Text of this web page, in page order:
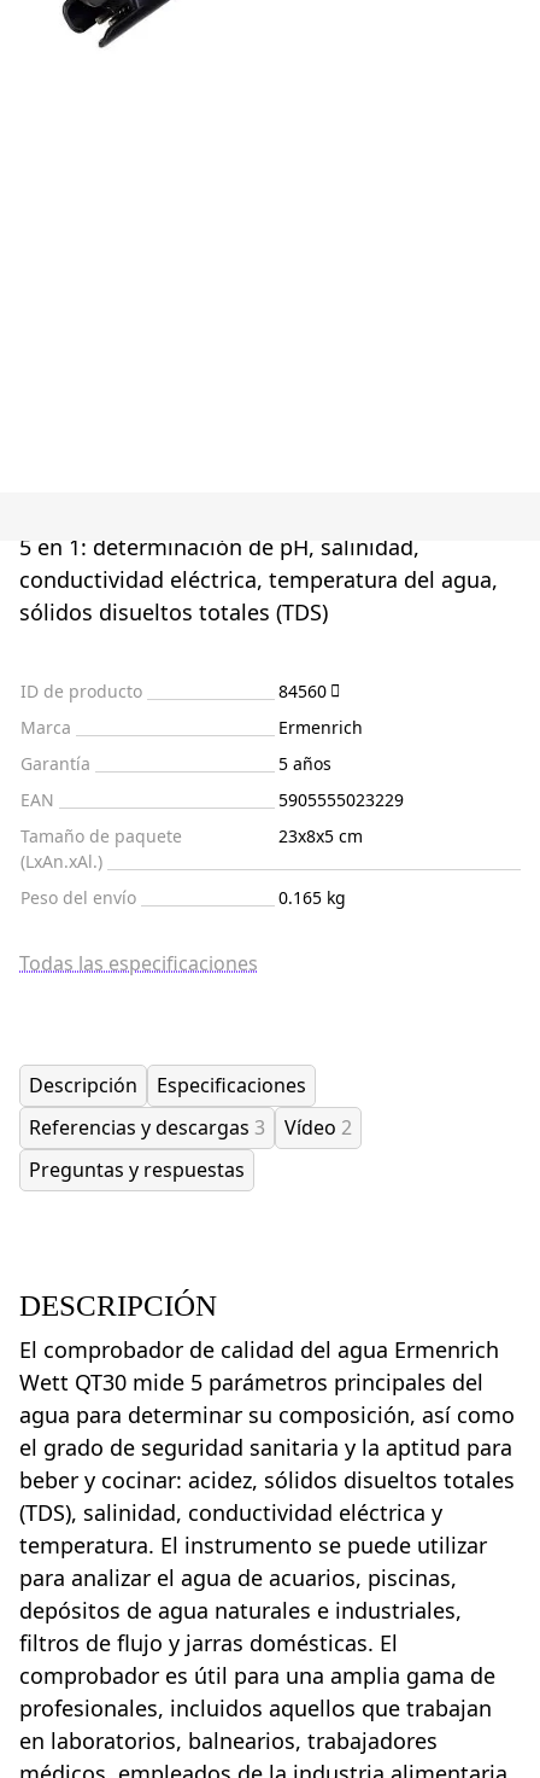
5 en 1: determinación de pH, salinidad,
conductividad eléctrica, temperatura del agua,
sólidos disueltos totales (TDS)
ID de producto
84560
Marca
Ermenrich
Garantía
5 años
EAN
5905555023229
Tamaño de paquete
(LxAn.xAl.)
23x8x5 cm
Peso del envío 0.165 kg
Todas las especificaciones
Descripción
Especificaciones
Referencias y descargas 3 Vídeo 2
Preguntas y respuestas
DESCRIPCIÓN
El comprobador de calidad del agua Ermenrich
Wett QT30 mide 5 parámetros principales del
agua para determinar su composición, así como
el grado de seguridad sanitaria y la aptitud para
beber y cocinar: acidez, sólidos disueltos totales
(TDS), salinidad, conductividad eléctrica y
temperatura. El instrumento se puede utilizar
para analizar el agua de acuarios, piscinas,
depósitos de agua naturales e industriales,
filtros de flujo y jarras domésticas. El
comprobador es útil para una amplia gama de
profesionales, incluidos aquellos que trabajan
en laboratorios, balnearios, trabajadores